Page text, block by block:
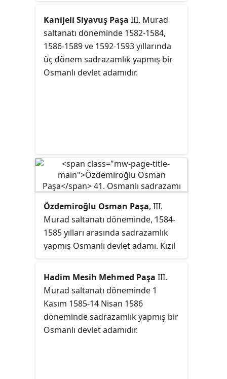
Kanijeli Siyavuş Paşa III. Murad
saltanatı döneminde 1582-1584,
1586-1589 ve 1592-1593 yıllarında
üç dönem sadrazamlık yapmış bir
Osmanlı devlet adamıdır.
Özdemiroğlu Osman Paşa, III.
Murad saltanatı döneminde, 1584-
1585 yılları arasında sadrazamlık
yapmış Osmanlı devlet adamı. Kızıl
olmuştur. Kafkasya'da elde ettiği
başarılar ile
Kafkas Fatihi unvanını
almıştır.
Hadim Mesih Mehmed Paşa III.
Murad saltanatı döneminde 1
Kasım 1585-14 Nisan 1586
döneminde sadrazamlık yapmış bir
Osmanlı devlet adamıdır.